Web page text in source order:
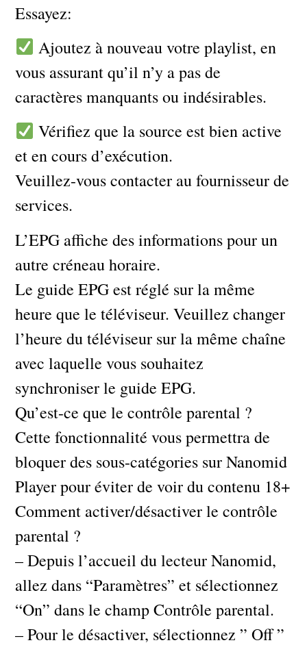
Essayez:
Ajoutez à nouveau votre playlist, en
vous assurant qu’il n’y a pas de
caractères manquants ou indésirables.
Vérifiez que la source est bien active
et en cours d’exécution.
Veuillez-vous contacter au fournisseur de
services.
L’EPG affiche des informations pour un
autre créneau horaire.
Le guide EPG est réglé sur la même
heure que le téléviseur. Veuillez changer
l’heure du téléviseur sur la même chaîne
avec laquelle vous souhaitez
synchroniser le guide EPG.
Qu’est-ce que le contrôle parental ?
Cette fonctionnalité vous permettra de
bloquer des sous-catégories sur Nanomid
Player pour éviter de voir du contenu 18+
Comment activer/désactiver le contrôle
parental ?
– Depuis l’accueil du lecteur Nanomid,
allez dans “Paramètres” et sélectionnez
“On” dans le champ Contrôle parental.
– Pour le désactiver, sélectionnez ” Off ”